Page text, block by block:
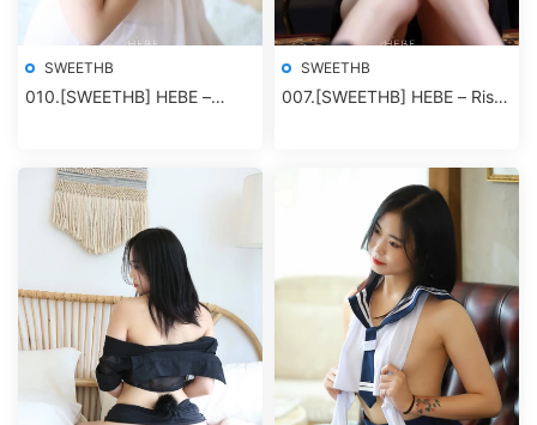
SWEETHB
010.[SWEETHB] HEBE –
SWEETHB
007.[SWEETHB] HEBE – Risa